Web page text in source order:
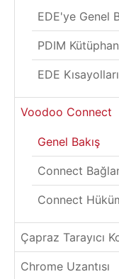
EDE'ye Genel
PDIM
EDE Kısayolları
Voodoo Connect
Genel Bakış
Connect
Connect
Çapraz Tarayıcı
Chrome Uzantısı